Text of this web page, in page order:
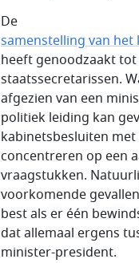
De
samenstelling van het
heeft genoodzaakt
staatssecretarissen.
afgezien van een
politiek leiding kan
kabinetsbesluiten met
concentreren op een
vraagstukken.
voorkomende
best als er één
dat allemaal ergens
minister-president.